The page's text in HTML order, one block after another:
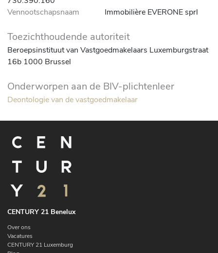
Vennootschapsnaam
Immobilière EVERONE sprl
Toezichthoudende autoriteit
Beroepsinstituut van Vastgoedmakelaars Luxemburgstraat
16b 1000 Brussel
Onderworpen aan de BIV-plichtenleer
Deontologie van de vastgoedmakelaar
CENTURY 21 Benelux
Over ons
Vacatures
CENTURY 21 Luxemburg